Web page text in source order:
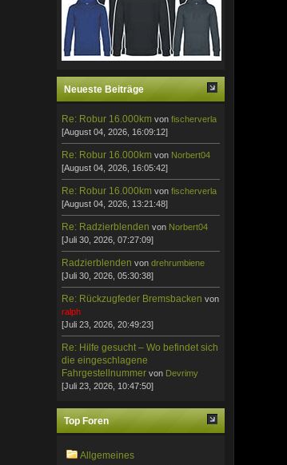
Neueste Beiträge
Re: Robur 16.000km vonfischerverla
[August 04, 2026, 16:09:12]
Re: Robur 16.000km von Norbert04
[August 04, 2026, 16:05:42]
Re: Robur 16.000km vonfischerverla
[August 04, 2026, 13:21:48]
Re: Radzierblendenvon Norbert04
[Juli 30, 2026, 07:27:09]
Radzierblendenvondrehrumbiene
[Juli 30, 2026, 05:30:38]
Re: Rückzugfeder Bremsbacken von
ralph
[Juli 23, 2026, 20:49:23]
Re: Hilfe gesucht – Wo befindet sich
die eingeschlagene
Fahrgestellnummer von Devrimy
[Juli 23, 2026, 10:47:50]
Top Foren
Allgemeines